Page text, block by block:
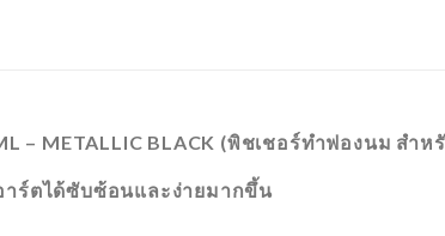
– METALLIC BLACK (พิชเชอร์ทำฟองนม สำ
าร์ตได้ซับซ้อนและง่ายมากขึ้น